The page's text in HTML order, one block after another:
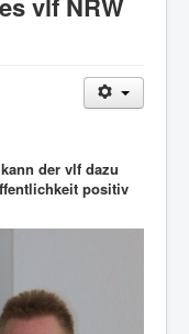
der vlf dazu
positiv